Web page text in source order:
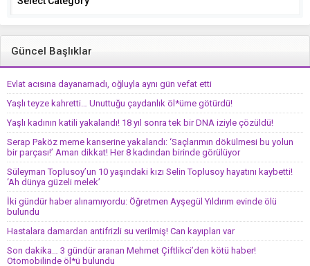
Güncel Başlıklar
Evlat acısına dayanamadı, oğluyla aynı gün vefat etti
Yaşlı teyze kahretti… Unuttuğu çaydanlık öl*üme götürdü!
Yaşlı kadının katili yakalandı! 18 yıl sonra tek bir DNA iziyle çözüldü!
Serap Paköz meme kanserine yakalandı: ‘Saçlarımın dökülmesi bu yolun
bir parçası!’ Aman dikkat! Her 8 kadından birinde görülüyor
Süleyman Toplusoy’un 10 yaşındaki kızı Selin Toplusoy hayatını kaybetti!
‘Ah dünya güzeli melek’
İki gündür haber alınamıyordu: Öğretmen Ayşegül Yıldırım evinde ölü
bulundu
Hastalara damardan antifrizli su verilmiş! Can kayıpları var
Son dakika… 3 gündür aranan Mehmet Çiftlikci’den kötü haber!
Otomobilinde öl*ü bulundu